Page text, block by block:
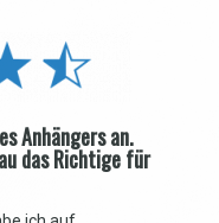
Anhängers an.
das Richtige für